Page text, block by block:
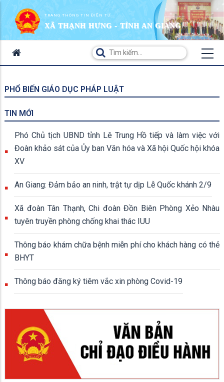
TRANG THÔNG TIN ĐIỆN TỬ
XÃ THẠNH HƯNG - TỈNH AN GIANG
PHỔ BIẾN GIÁO DỤC PHÁP LUẬT
TIN MỚI
Phó Chủ tịch UBND tỉnh Lê Trung Hồ tiếp và làm việc với
Đoàn khảo sát của Ủy ban Văn hóa và Xã hội Quốc hội khóa
XV
An Giang: Đảm bảo an ninh, trật tự dịp Lễ Quốc khánh 2/9
Xã đoàn Tân Thạnh, Chi đoàn Đồn Biên Phòng Xẻo Nhàu
tuyên truyền phòng chống khai thác IUU
Thông báo khám chữa bệnh miễn phí cho khách hàng có thẻ
BHYT
Thông báo đăng ký tiêm vắc xin phòng Covid-19